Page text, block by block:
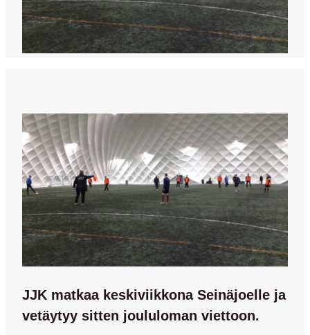
JJK matkaa keskiviikkona Seinäjoelle ja
vetäytyy sitten joululoman viettoon.